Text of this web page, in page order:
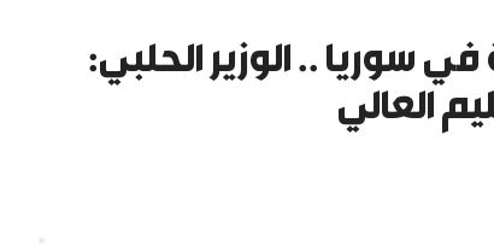
سوريا .. الوزير الحلبي:
العالي